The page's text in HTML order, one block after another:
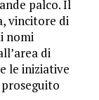
palco. Il
vincitore di
nomi
di
le iniziative
proseguito